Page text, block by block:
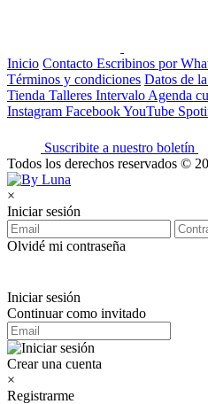
Inicio Contacto Escribinos por
Términos y condiciones Datos de
Tienda Talleres Intervalo Agenda
Instagram FacebookYouTube
Suscribite a nuestro boletín
Todos los derechos reservados ©
×
Iniciar sesión
Olvidé mi contraseña
Iniciar sesión
Continuar como invitado
Crear una cuenta
×
Registrarme